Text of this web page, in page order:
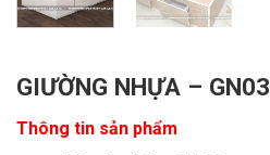
GIƯỜNG NHỰA – GN03
Thông tin sản phẩm